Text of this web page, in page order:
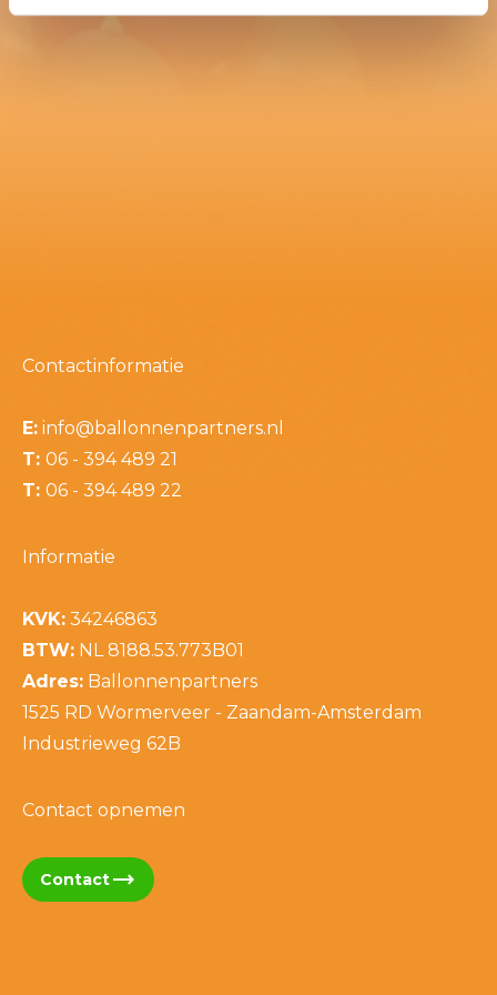
Contactinformatie
E: info@ballonnenpartners.nl
T: 06 - 394 489 21
T: 06 - 394 489 22
Informatie
KVK: 34246863
BTW: NL 8188.53.773B01
Adres: Ballonnenpartners
1525 RD Wormerveer - Zaandam-Amsterdam
Industrieweg 62B
Contact opnemen
Contacttrending_flat